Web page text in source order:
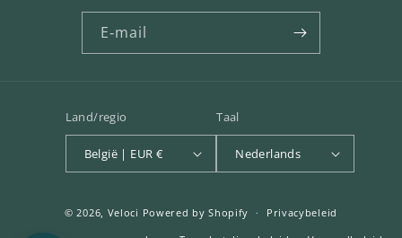
E‑mail
Land/regio
België | EUR €
Taal
Nederlands
© 2026, Veloci Powered by Shopify
Privacybeleid